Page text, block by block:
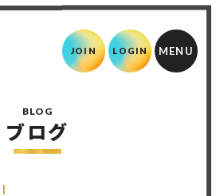
JOIN LOGIN
BLOG
ブログ